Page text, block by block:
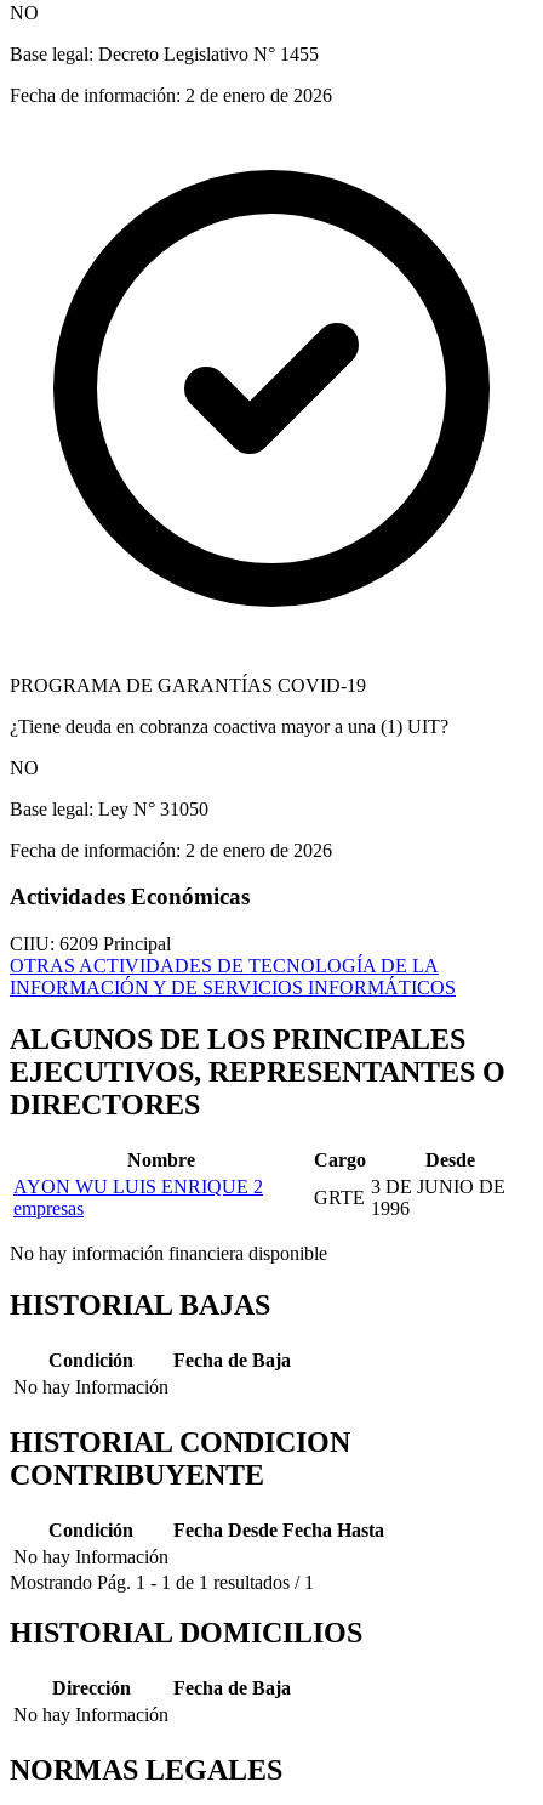
NO
Base legal: Decreto Legislativo N° 1455
Fecha de información: 2 de enero de 2026
PROGRAMA DE GARANTÍAS COVID-19
¿Tiene deuda en cobranza coactiva mayor a una (1) UIT?
NO
Base legal: Ley N° 31050
Fecha de información: 2 de enero de 2026
Actividades Económicas
CIIU: 6209 Principal
OTRAS ACTIVIDADES DE TECNOLOGÍA DE LA
INFORMACIÓN Y DE SERVICIOS INFORMÁTICOS
ALGUNOS DE LOS PRINCIPALES
EJECUTIVOS, REPRESENTANTES O
DIRECTORES
Nombre Cargo
Desde
AYON WU LUIS ENRIQUE 2
empresas
GRTE
3 DE JUNIO DE
1996
No hay información financiera disponible
HISTORIAL BAJAS
Condición
Fecha de Baja
No hay Información
HISTORIAL CONDICION
CONTRIBUYENTE
Condición Fecha Desde Fecha Hasta
No hay Información
Mostrando Pág. 1 - 1 de 1 resultados / 1
HISTORIAL DOMICILIOS
Dirección
Fecha de Baja
No hay Información
NORMAS LEGALES